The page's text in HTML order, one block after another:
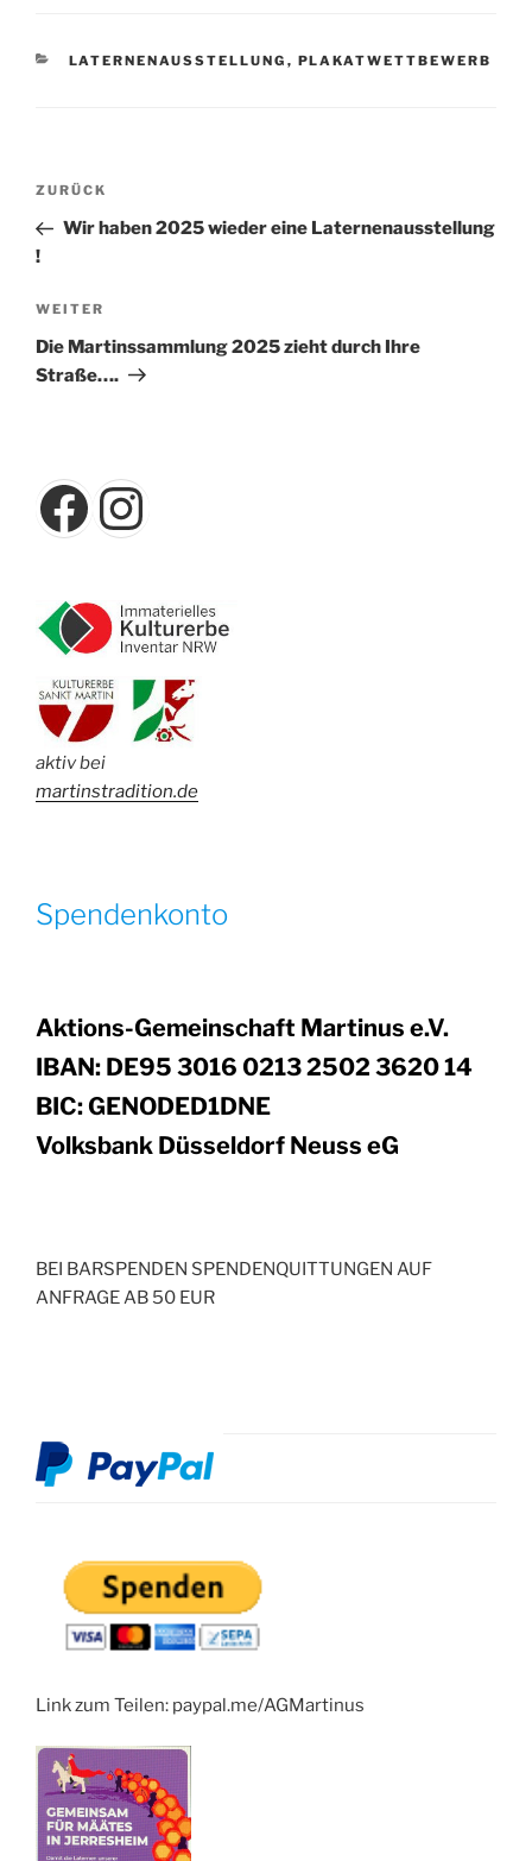
KATEGORIEN
LATERNENAUSSTELLUNG , PLAKATWETTBEWERB
Beitragsnavigation
Vorheriger
Beitrag
ZURÜCK
Wir haben 2025 wieder eine Laternenausstellung
!
Nächster
Beitrag
WEITER
Die Martinssammlung 2025 zieht durch Ihre
Straße….
Facebook
Instagram
aktiv bei
martinstradition.de
Spendenkonto
Aktions-Gemeinschaft Martinus e.V.
IBAN: DE95 3016 0213 2502 3620 14
BIC: GENODED1DNE
Volksbank Düsseldorf Neuss eG
BEI BARSPENDEN SPENDENQUITTUNGEN AUF
ANFRAGE AB 50 EUR
Link zum Teilen: paypal.me/AGMartinus